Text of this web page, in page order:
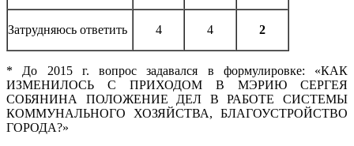
Затрудняюсь ответить 4 4 2
* До 2015 г. вопрос задавался в формулировке: «КАК
ИЗМЕНИЛОСЬ С ПРИХОДОМ В МЭРИЮ СЕРГЕЯ
СОБЯНИНА ПОЛОЖЕНИЕ ДЕЛ В РАБОТЕ СИСТЕМЫ
КОММУНАЛЬНОГО ХОЗЯЙСТВА, БЛАГОУСТРОЙСТВО
ГОРОДА?»